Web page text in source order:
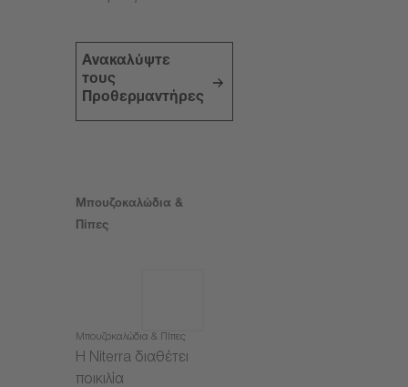
Ανακαλύψτε
τους
Προθερμαντήρες
Μπουζοκαλώδια &
Πίπες
Μπουζοκαλώδια & Πίπες
Η Niterra διαθέτει
ποικιλία